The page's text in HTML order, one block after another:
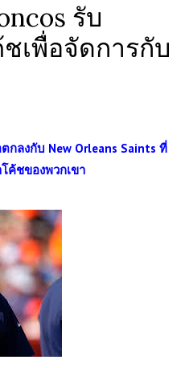
รับ
เพื่อจัดการกับ
กลงกับ New Orleans Saints ที่
ค้ชของพวกเขา